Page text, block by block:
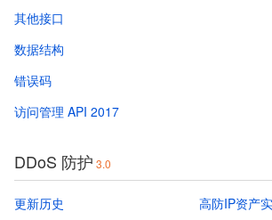
其他接口
数据结构
错误码
访问管理 API 2017
DDoS 防护 3.0
更新历史
高防IP资产